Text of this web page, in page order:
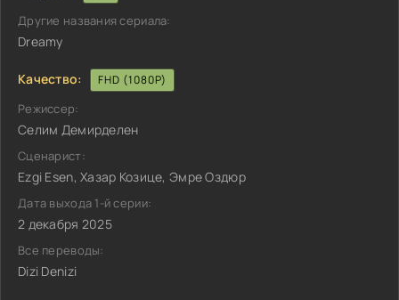
Другие названия сериала:
Dreamy
Качество: FHD (1080P)
Режиссер:
Селим Демирделен
Сценарист:
Ezgi Esen, Хазар Козице, Эмре Оздюр
Дата выхода 1-й серии:
2 декабря 2025
Все переводы:
Dizi Denizi